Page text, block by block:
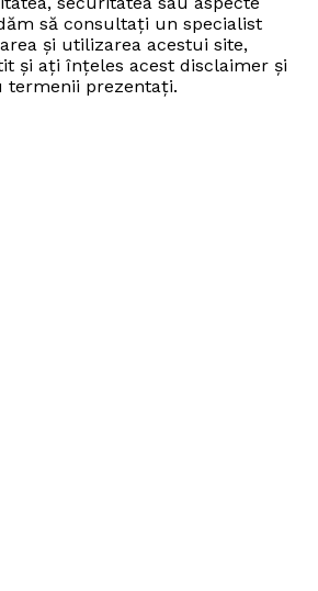
să consultați un specialist
și utilizarea acestui site,
și ați înțeles acest disclaimer și
termenii prezentați.